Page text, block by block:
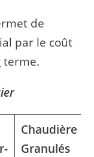
de
par le coût
terme.
Chaudière
Granulés